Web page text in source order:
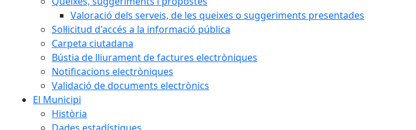
Valoració dels serveis, de les queixes o suggeriments presentades
Sol·licitud d'accés a la informació pública
Carpeta ciutadana
Bústia de lliurament de factures electròniques
Notificacions electròniques
Validació de documents electrònics
El Municipi
Història